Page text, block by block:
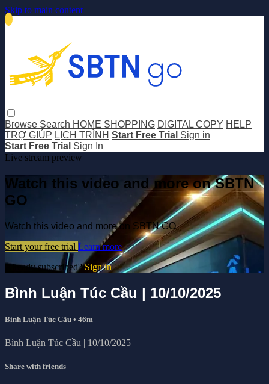
Skip to main content
Browse Search HOME SHOPPING DIGITAL COPY HELP
TRỢ GIÚP LỊCH TRÌNH Start Free Trial Sign in
Start Free Trial Sign In
Live stream preview
Watch this video and more on SBTN
GO
Watch this video and more on SBTN GO
Start your free trial Learn more
Already subscribed?Sign in
Bình Luận Túc Cầu | 10/10/2025
Bình Luận Túc Cầu • 46m
Bình Luận Túc Cầu | 10/10/2025
Share with friends